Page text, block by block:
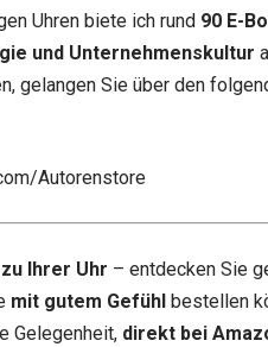
Uhren biete ich rund 90 E-
und Unternehmenskultur
gelangen Sie über den
Autorenstore
Ihrer Uhr – entdecken Sie
mit gutem Gefühl bestellen
Gelegenheit, direkt bei